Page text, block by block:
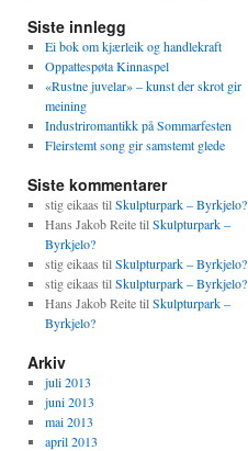
Siste innlegg
Ei bok om kjærleik og handlekraft
Oppattespøta Kinnaspel
«Rustne juvelar» – kunst der skrot gir
meining
Industriromantikk på Sommarfesten
Fleirstemt song gir samstemt glede
Siste kommentarer
stig eikaas tilSkulpturpark – Byrkjelo?
Hans Jakob ReitetilSkulpturpark –
Byrkjelo?
stig eikaas tilSkulpturpark – Byrkjelo?
stig eikaas tilSkulpturpark – Byrkjelo?
Hans Jakob ReitetilSkulpturpark –
Byrkjelo?
Arkiv
juli 2013
juni 2013
mai 2013
april 2013